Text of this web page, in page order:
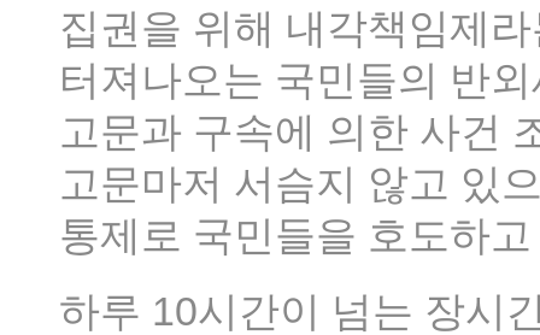
집권을 위해 내각책임제
터져나오는 국민들의 반
고문과 구속에 의한 사건
고문마저 서슴지 않고 있
통제로 국민들을 호도하
하루 10시간이 넘는 장시